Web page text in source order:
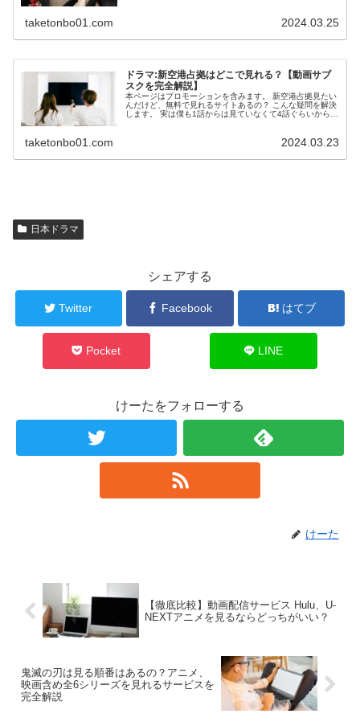
taketonbo01.com 2024.03.25
ドラマ:新空港占拠はどこで見れる？【動画サブ
スクを完全解説】
本ページはプロモーションを含みます。 新空港占拠見たい
んだけど、無料で見れるサイトあるの？ こんな疑問を解決
します。 実は僕も1話からは見ていなくて4話ぐらいから追
taketonbo01.com 2024.03.23
日本ドラマ
シェアする
Twitter Facebook はてブ
Pocket LINE
けーたをフォローする
けーた
【徹底比較】動画配信サービス Hulu、U-
NEXTアニメを見るならどっちがいい？
鬼滅の刃は見る順番はあるの？アニメ、
映画含め全6シリーズを見れるサービスを
完全解説